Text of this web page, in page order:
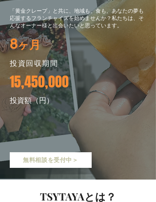
「黄金クレープ」と共に、地域も、食も、あなたの夢も
応援するフランチャイズを始めませんか？私たちは、そ
んなオーナー様と出会いたいと思っています。
8ヶ月
投資回収期間
15,450,000
​投資額（円）
無料相談を受付中＞
​TSYTAYAとは？